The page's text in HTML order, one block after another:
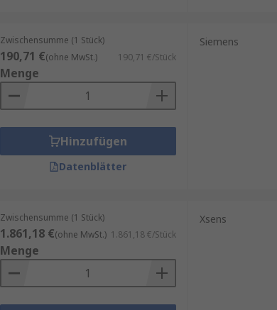
Zwischensumme (1 Stück)
190,71 €(ohne MwSt.) 190,71 €/Stück
Menge
Hinzufügen
Datenblätter
Siemens
Zwischensumme (1 Stück)
1.861,18 €(ohne MwSt.) 1.861,18 €/Stück
Menge
Xsens